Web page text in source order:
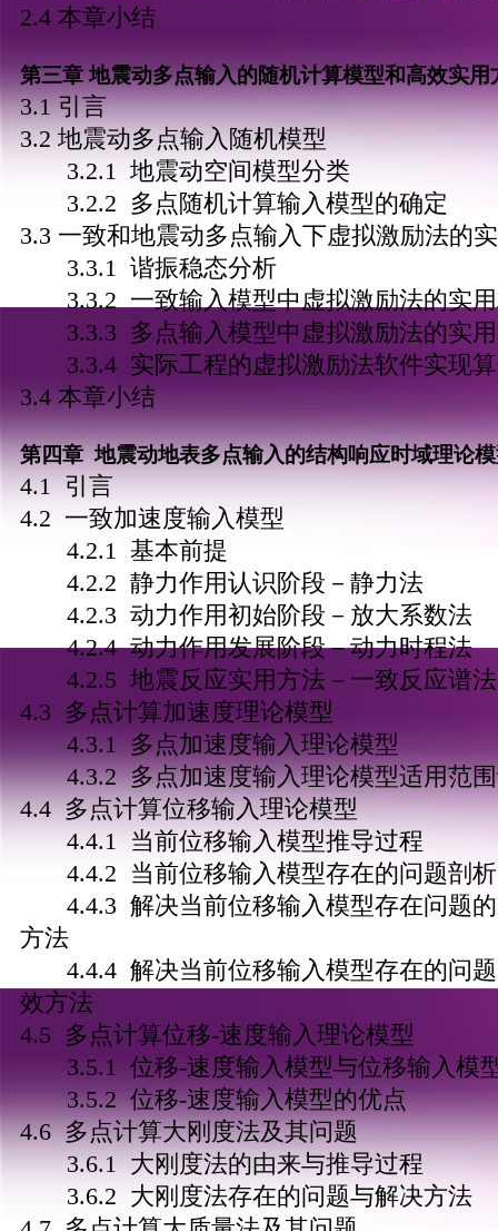
2.4 本章小结
第三章 地震动多点输入的随机计算模型和高效实用
3.1 引言
3.2 地震动多点输入随机模型
3.2.1 地震动空间模型分类
3.2.2 多点随机计算输入模型的确定
3.3 一致和地震动多点输入下虚拟激励法的
3.3.1 谐振稳态分析
3.3.2 一致输入模型中虚拟激励法的实用
3.3.3 多点输入模型中虚拟激励法的实用
3.3.4 实际工程的虚拟激励法软件实现
3.4 本章小结
第四章 地震动地表多点输入的结构响应时域理论
4.1 引言
4.2 一致加速度输入模型
4.2.1 基本前提
4.2.2 静力作用认识阶段－静力法
4.2.3 动力作用初始阶段－放大系数法
4.2.4 动力作用发展阶段－动力时程法
4.2.5 地震反应实用方法－一致反应谱法
4.3 多点计算加速度理论模型
4.3.1 多点加速度输入理论模型
4.3.2 多点加速度输入理论模型适用范围
4.4 多点计算位移输入理论模型
4.4.1 当前位移输入模型推导过程
4.4.2 当前位移输入模型存在的问题剖析
4.4.3 解决当前位移输入模型存在问题的
方法
4.4.4 解决当前位移输入模型存在的问题
效方法
4.5 多点计算位移-速度输入理论模型
3.5.1 位移-速度输入模型与位移输入模
3.5.2 位移-速度输入模型的优点
4.6 多点计算大刚度法及其问题
3.6.1 大刚度法的由来与推导过程
3.6.2 大刚度法存在的问题与解决方法